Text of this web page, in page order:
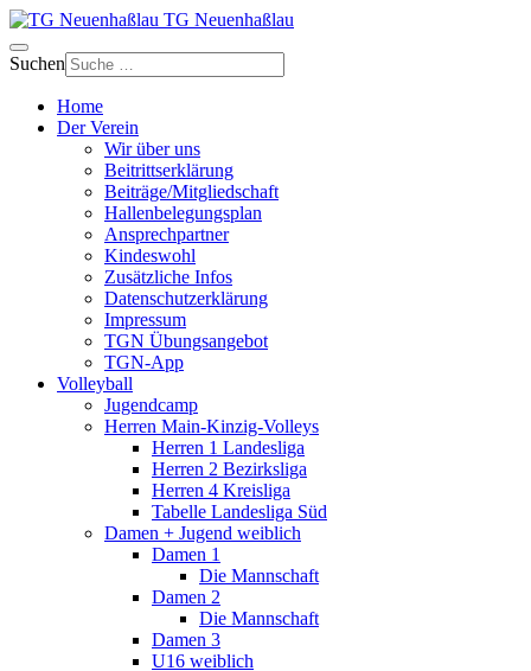
TG Neuenhaßlau
Suchen
Home
Der Verein
Wir über uns
Beitrittserklärung
Beiträge/Mitgliedschaft
Hallenbelegungsplan
Ansprechpartner
Kindeswohl
Zusätzliche Infos
Datenschutzerklärung
Impressum
TGN Übungsangebot
TGN-App
Volleyball
Jugendcamp
Herren Main-Kinzig-Volleys
Herren 1 Landesliga
Herren 2 Bezirksliga
Herren 4 Kreisliga
Tabelle Landesliga Süd
Damen + Jugend weiblich
Damen 1
Die Mannschaft
Damen 2
Die Mannschaft
Damen 3
U16 weiblich